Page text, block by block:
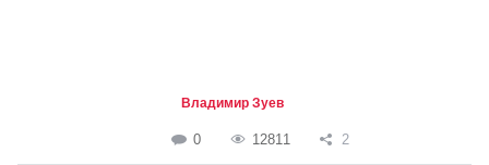
Владимир Зуев
0 12811 2